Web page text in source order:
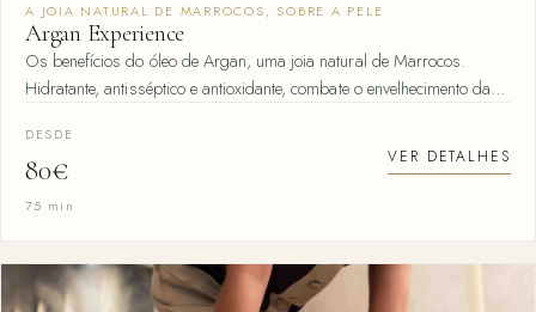
A JOIA NATURAL DE MARROCOS, SOBRE A PELE
Argan Experience
Os benefícios do óleo de Argan, uma joia natural de Marrocos.
Hidratante, antisséptico e antioxidante, combate o envelhecimento da…
DESDE
80€ VER DETALHES
75 min